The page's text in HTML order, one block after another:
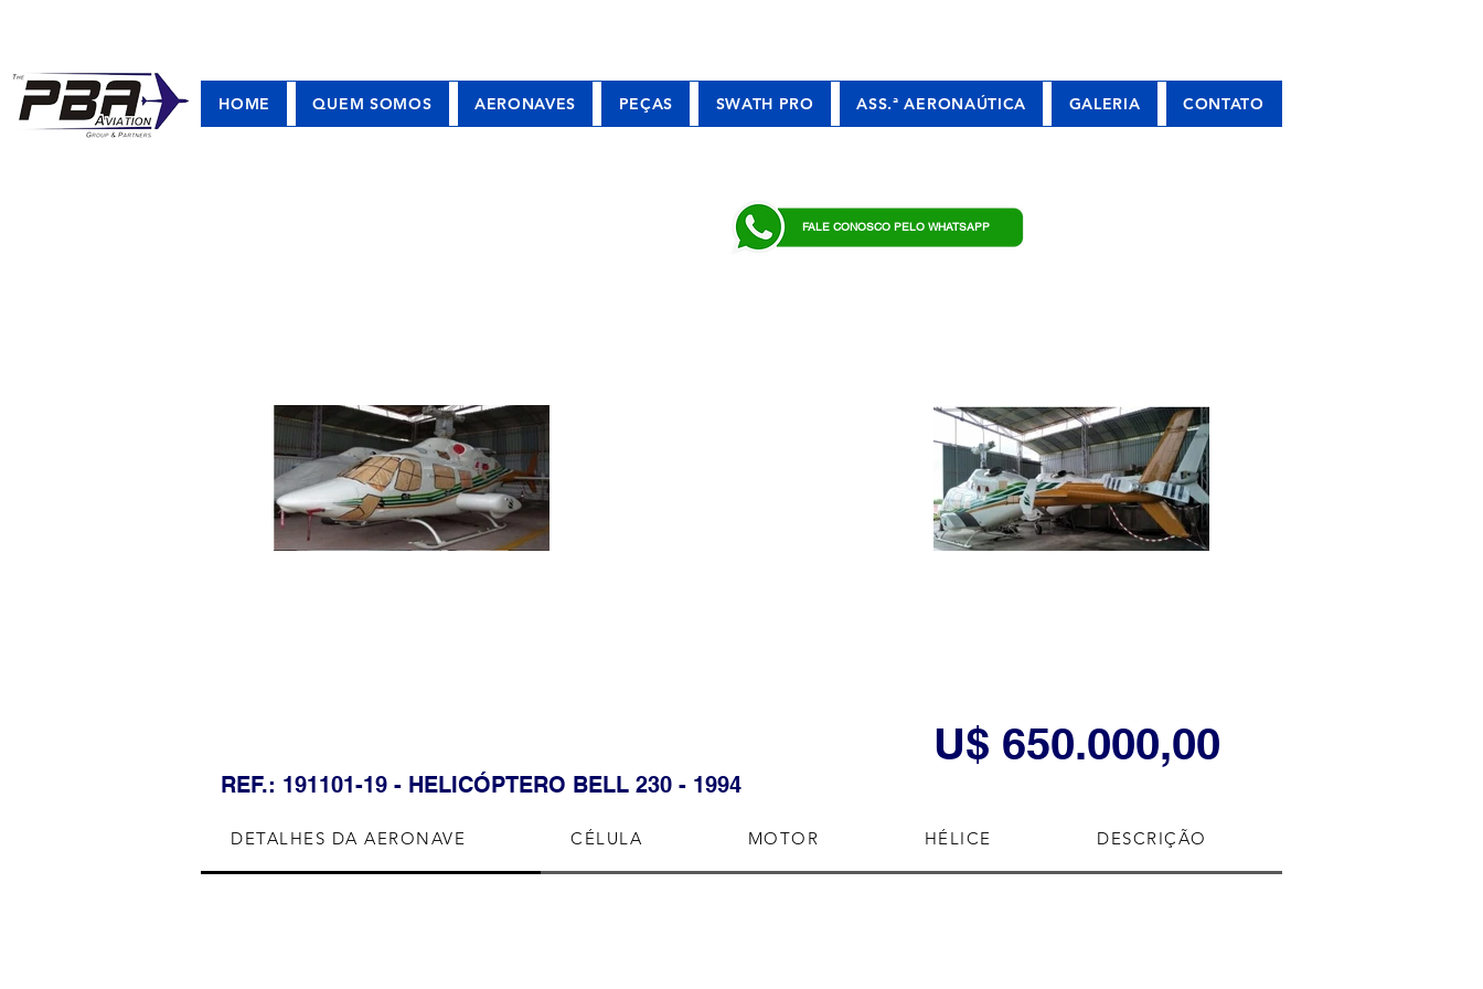
HOME QUEM SOMOS AERONAVES PEÇAS SWATH PRO ASS.ª AERONAÚTICA GALERIA CONTATO
FALE CONOSCO PELO WHATSAPP
REF.: 191101-19 - HELICÓPTERO BELL 230 - 1994
U$ 650.000,00
DETALHES DA AERONAVE CÉLULA MOTOR HÉLICE DESCRIÇÃO